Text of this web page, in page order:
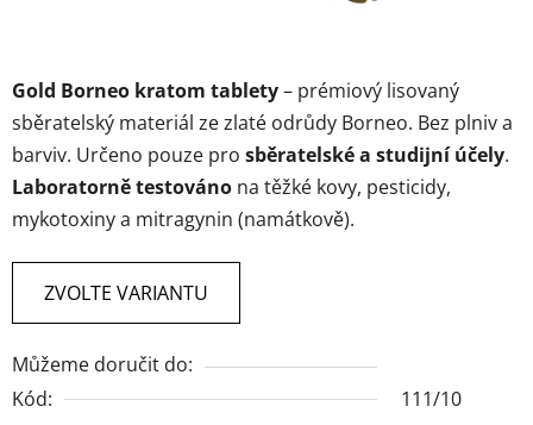
Gold Borneo kratom tablety– prémiový lisovaný
sběratelský materiál ze zlaté odrůdy Borneo. Bez plniv a
barviv. Určeno pouze pro sběratelské a studijní účely.
Laboratorně testováno na těžké kovy, pesticidy,
mykotoxiny a mitragynin (namátkově).
ZVOLTE VARIANTU
Můžeme doručit do:
Kód:
111/10